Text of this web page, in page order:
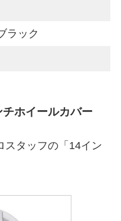
ラック
チホイールカバー
スタッフの「14イン